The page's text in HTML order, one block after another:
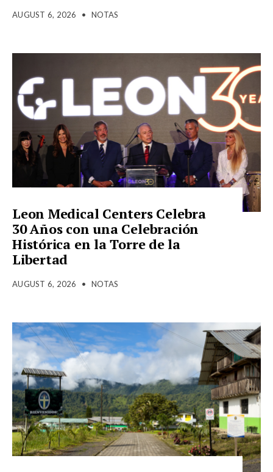
AUGUST 6, 2026 • NOTAS
Leon Medical Centers Celebra
30 Años con una Celebración
Histórica en la Torre de la
Libertad
AUGUST 6, 2026 • NOTAS